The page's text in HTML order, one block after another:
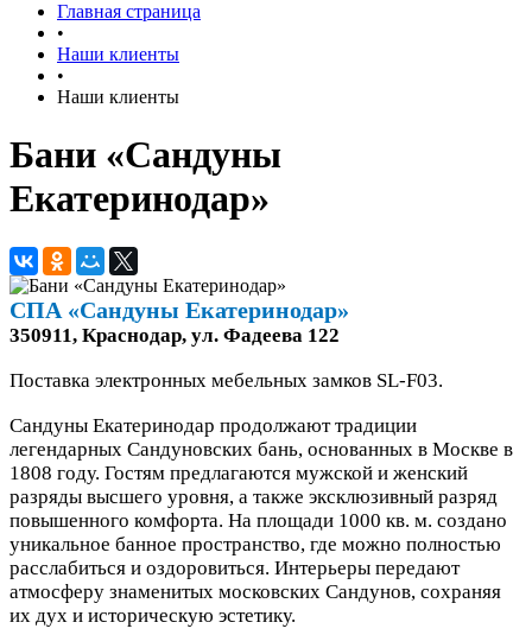
Главная страница
•
Наши клиенты
•
Наши клиенты
Бани «Сандуны
Екатеринодар»
СПА «Сандуны Екатеринодар»
350911, Краснодар, ул. Фадеева 122
Поставка электронных мебельных замков SL-F03.
Сандуны Екатеринодар продолжают традиции
легендарных Сандуновских бань, основанных в Москве в
1808 году. Гостям предлагаются мужской и женский
разряды высшего уровня, а также эксклюзивный разряд
повышенного комфорта. На площади 1000 кв. м. создано
уникальное банное пространство, где можно полностью
расслабиться и оздоровиться. Интерьеры передают
атмосферу знаменитых московских Сандунов, сохраняя
их дух и историческую эстетику.